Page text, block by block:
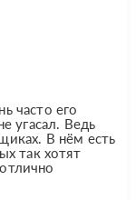
часто его
угасал. Ведь
В нём есть
так хотят